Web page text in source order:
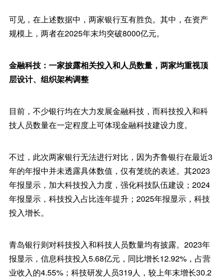
可见，在上述数据中，两家银行互有胜负。其中，在资产
规模上，两者在2025年末均突破8000亿元。
金融科技：一家披露相关投入和人员数量，两家均重视顶
层设计、组织架构调整
目前，不少银行均在大力发展金融科技，而科技投入和科
技人员数量在一定程度上可体现金融科技建设力度。
不过，此次两家银行无法进行对比，因为齐鲁银行在最近3
年的年报中并未透露具体数值，仅有笼统的表述。其2023
年报显示，加大科技投入力度，强化科技队伍建设；2024
年报显示，科技投入占比连年提升；2025年报显示，科技
投入增长。
青岛银行则对科技投入和科技人员数量均有披露。2023年
报显示，信息科技投入5.68亿元，同比增长12.92%，占营
业收入的4.55%；科技研发人员319人，较上年末增长30.2